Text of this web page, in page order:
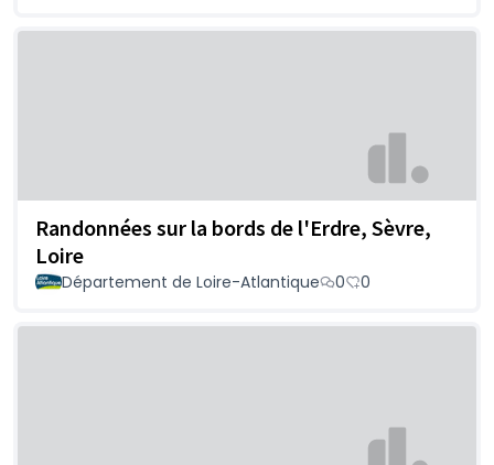
Randonnées sur la bords de l'Erdre, Sèvre,
Loire
Département de Loire-Atlantique 0 0